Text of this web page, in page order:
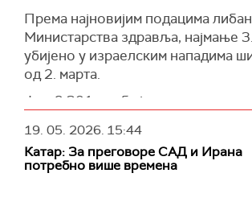
Како је истакао, то значи
'приликом за мир“.
Иран, уједињен и одлучно,
суочи са сваком војном
Гарибабади.
Према најновијим подацима
Министарства здравља, најмање
убијено у израелским нападима
од 2. марта.
Још 9.301 особа је рањена у
(Al Jazeera)
19. 05. 2026. 15:44
Катар: За преговоре САД и Ирана
потребно више времена